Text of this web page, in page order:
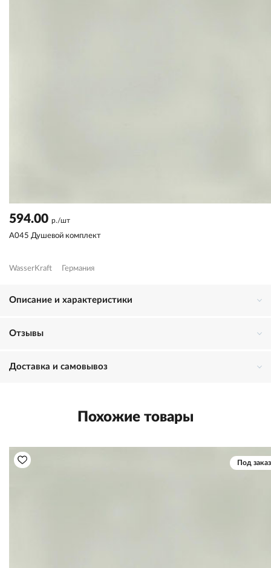
594.00 р./шт
A045 Душевой комплект
WasserKraft Германия
Описание и характеристики
Отзывы
Доставка и самовывоз
Похожие товары
Под заказ